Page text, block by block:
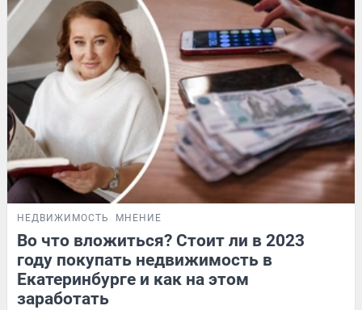
НЕДВИЖИМОСТЬ МНЕНИЕ
Во что вложиться? Стоит ли в 2023
году покупать недвижимость в
Екатеринбурге и как на этом
заработать